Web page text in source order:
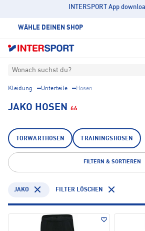
INTERSPORT App
WÄHLE DEINEN SHOP
Wonach suchst du?
Kleidung Unterteile Hosen
JAKO HOSEN 66
TORWARTHOSEN TRAININGSHOSEN
FILTERN & SORTIEREN
JAKO FILTER LÖSCHEN